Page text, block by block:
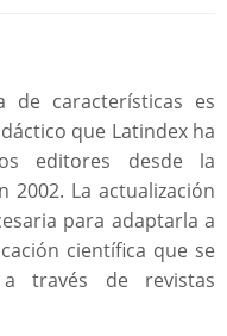
de características es
que Latindex ha
editores desde la
2002. La actualización
para adaptarla a
científica que se
través de revistas